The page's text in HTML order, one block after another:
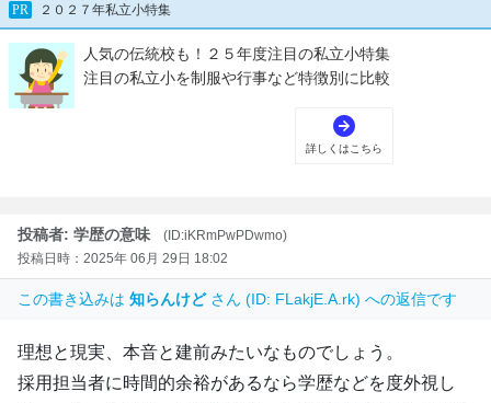
投稿者: 学歴の意味
(ID:iKRmPwPDwmo)
投稿日時：2025年 06月 29日 18:02
この書き込みは 知らんけど さん (ID: FLakjE.A.rk) への返信です
理想と現実、本音と建前みたいなものでしょう。
採用担当者に時間的余裕があるなら学歴などを度外視し